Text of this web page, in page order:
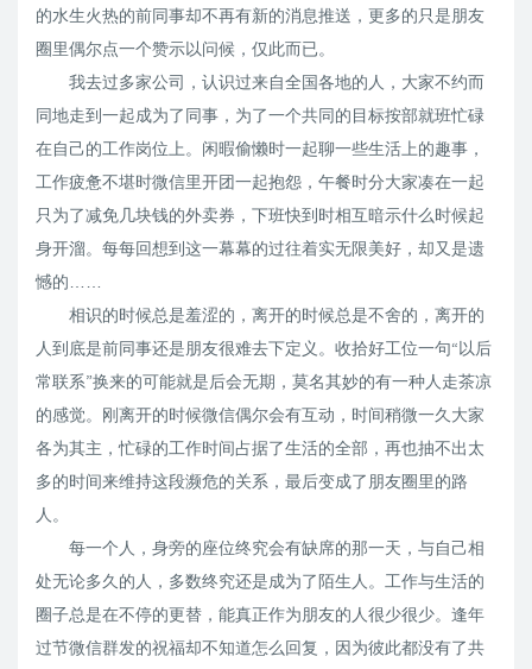
的水生火热的前同事却不再有新的消息推送，更多的只是朋友
圈里偶尔点一个赞示以问候，仅此而已。
我去过多家公司，认识过来自全国各地的人，大家不约而
同地走到一起成为了同事，为了一个共同的目标按部就班忙碌
在自己的工作岗位上。闲暇偷懒时一起聊一些生活上的趣事，
工作疲惫不堪时微信里开团一起抱怨，午餐时分大家凑在一起
只为了减免几块钱的外卖券，下班快到时相互暗示什么时候起
身开溜。每每回想到这一幕幕的过往着实无限美好，却又是遗
憾的……
相识的时候总是羞涩的，离开的时候总是不舍的，离开的
人到底是前同事还是朋友很难去下定义。收拾好工位一句“以后
常联系”换来的可能就是后会无期，莫名其妙的有一种人走茶凉
的感觉。刚离开的时候微信偶尔会有互动，时间稍微一久大家
各为其主，忙碌的工作时间占据了生活的全部，再也抽不出太
多的时间来维持这段濒危的关系，最后变成了朋友圈里的路
人。
每一个人，身旁的座位终究会有缺席的那一天，与自己相
处无论多久的人，多数终究还是成为了陌生人。工作与生活的
圈子总是在不停的更替，能真正作为朋友的人很少很少。逢年
过节微信群发的祝福却不知道怎么回复，因为彼此都没有了共